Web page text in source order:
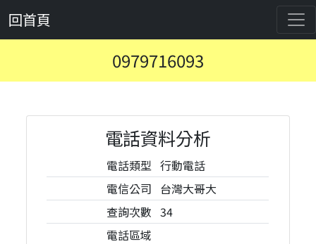
回首頁
0979716093
電話資料分析
電話類型 行動電話
電信公司 台灣大哥大
查詢次數 34
電話區域